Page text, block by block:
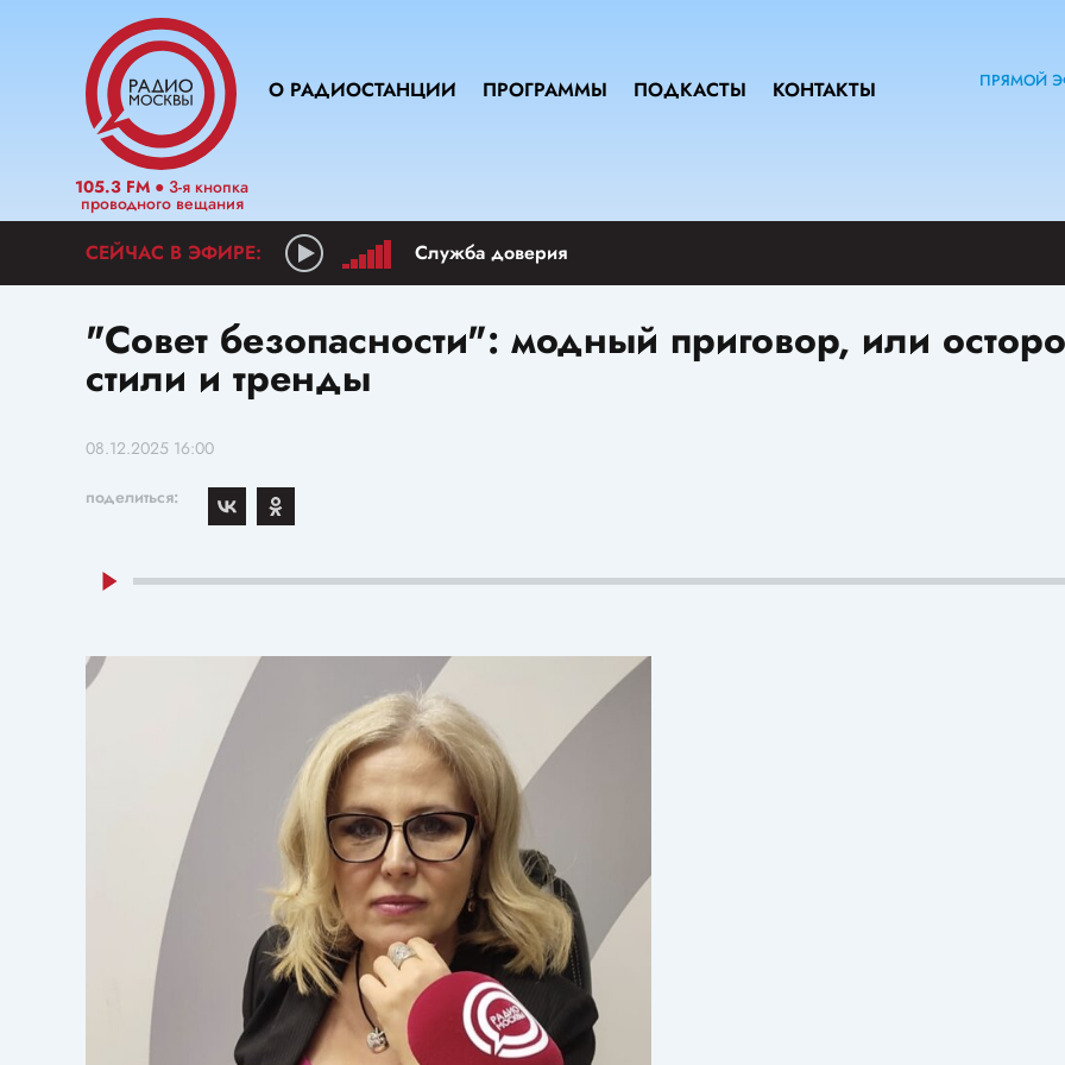
105.3 FM ● 3-я кнопка
проводного вещания
О РАДИОСТАНЦИИ ПРОГРАММЫ ПОДКАСТЫ КОНТАКТЫ ПРЯМОЙ
Служба доверия
"Совет безопасности": модный приговор, или
стили и тренды
08.12.2025 16:00
поделиться: